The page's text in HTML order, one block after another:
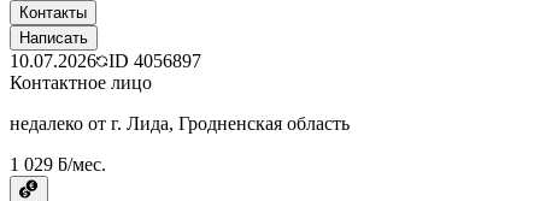
Контакты
Написать
10.07.2026 ID 4056897
Контактное лицо
недалеко от г. Лида, Гродненская область
1 029 ƃ/мес.